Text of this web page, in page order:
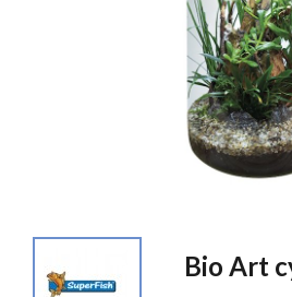
Bio Art